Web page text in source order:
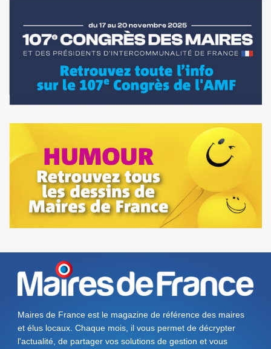
Maires de France est le magazine de référence des maires
et élus locaux. Chaque mois, il vous permet de décrypter
l'actualité, de partager vos solutions de gestion et vous